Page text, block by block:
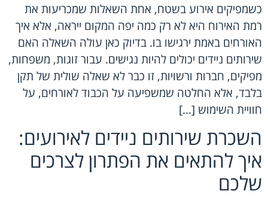
כשמפיקים אירוע בשטח, אחת השאלות שמכריעות את
רמת האירוח היא לא רק כמה יפה המקום ייראה, אלא איך
האורחים באמת ירגישו בו. בדיוק כאן עולה השאלה האם
שירותים ניידים יכולים להיות נגישים. עבור זוגות, משפחות,
מפיקים, חברות ורשויות, זו כבר לא שאלה שולית של תקן
בלבד, אלא החלטה שמשפיעה על הכבוד לאורחים, על
חוויית השימוש […]
השכרת שירותים ניידים לאירועים:
איך להתאים את הפתרון לצרכים
שלכם